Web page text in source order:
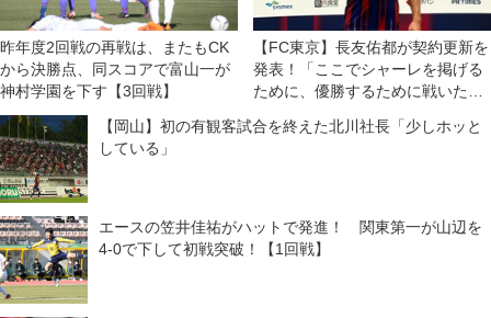
昨年度2回戦の再戦は、またもCK
から決勝点、同スコアで富山一が
神村学園を下す【3回戦】
【FC東京】長友佑都が契約更新を
発表！「ここでシャーレを掲げる
ために、優勝するために戦いた
【岡山】初の有観客試合を終えた北川社長「少しホッと
している」
エースの笠井佳祐がハットで発進！ 関東第一が山辺を
4-0で下して初戦突破！【1回戦】